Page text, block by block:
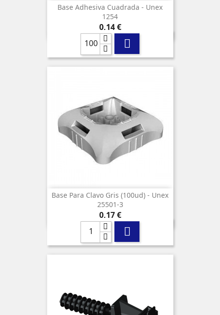
Base Adhesiva Cuadrada - Unex
1254
Precio
0,14 €

Base Para Clavo Gris (100ud) - Unex
25501-3
Precio
0,17 €
